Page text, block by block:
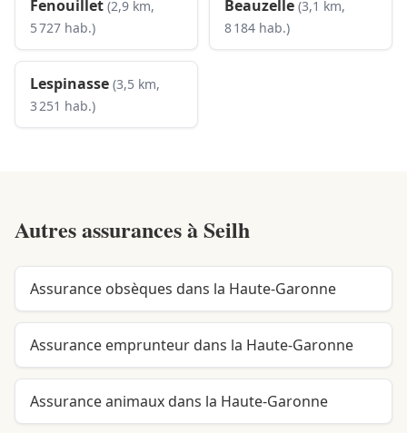
Fenouillet (2,9 km,
5 727 hab.)
Beauzelle (3,1 km,
8 184 hab.)
Lespinasse (3,5 km,
3 251 hab.)
Autres assurances àSeilh
Assurance obsèques dans la Haute-Garonne
Assurance emprunteur dans la Haute-Garonne
Assurance animaux dans la Haute-Garonne